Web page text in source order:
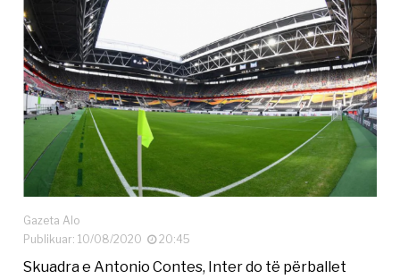
Gazeta Alo
Publikuar: 10/08/2020
20:45
Skuadra e Antonio Contes, Inter do të përballet